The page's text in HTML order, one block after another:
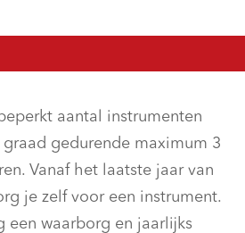
aantal instrumenten
gedurende maximum 3
Vanaf het laatste jaar van
je zelf voor een instrument.
een waarborg en jaarlijks